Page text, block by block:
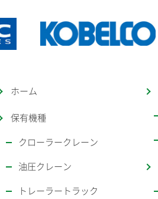
ホーム
保有機種
クローラークレーン
油圧クレーン
トレーラートラック